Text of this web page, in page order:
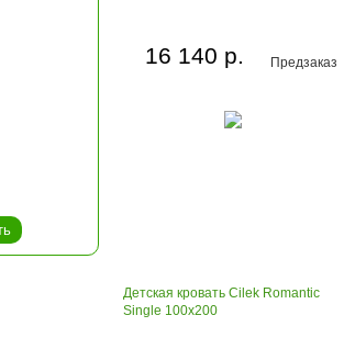
Предзаказ
16 140 р.
Детская кровать Cilek Romantic
Single 100x200